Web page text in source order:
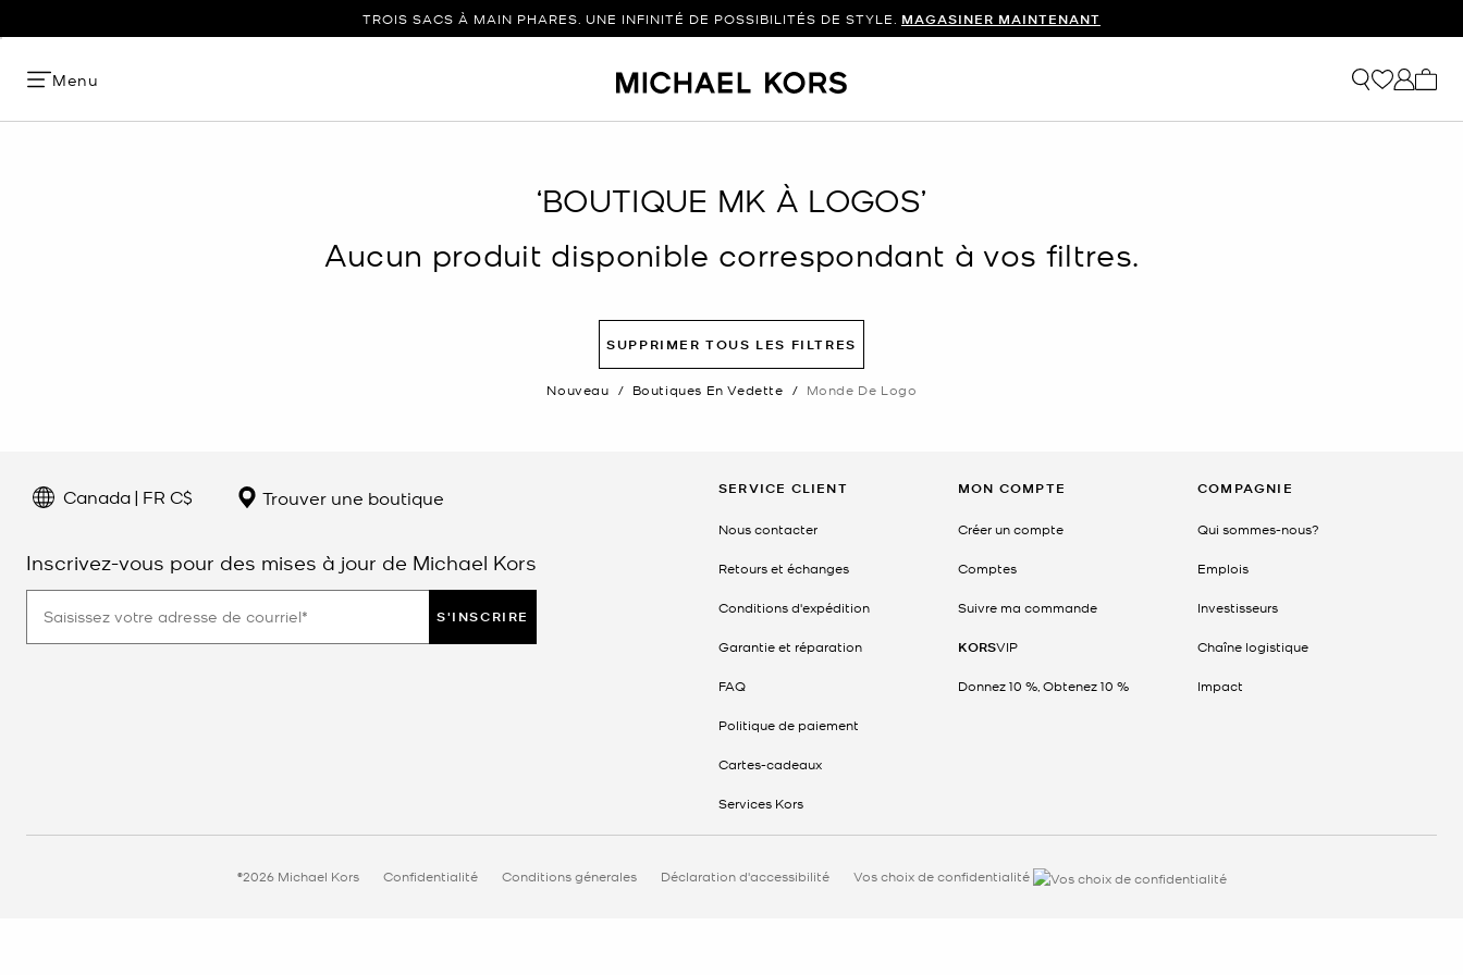
TROIS SACS À MAIN PHARES. UNE INFINITÉ DE POSSIBILITÉS DE STYLE. MAGASINER MAINTENANT
Menu
‘BOUTIQUE MK À LOGOS’
Aucun produit disponible correspondant à vos filtres.
SUPPRIMER TOUS LES FILTRES
Nouveau / Boutiques En Vedette / Monde De Logo
Canada | FR C$ Trouver une boutique
Inscrivez-vous pour des mises à jour de Michael Kors
S'INSCRIRE
SERVICE CLIENT
Nous contacter
Retours et échanges
Conditions d'expédition
Garantie et réparation
FAQ
Politique de paiement
Cartes-cadeaux
Services Kors
MON COMPTE
Créer un compte
Comptes
Suivre ma commande
KORSVIP
Donnez 10 %, Obtenez 10 %
COMPAGNIE
Qui sommes-nous?
Emplois
Investisseurs
Chaîne logistique
Impact
©2026 Michael Kors Confidentialité Conditions génerales Déclaration d'accessibilité Vos choix de confidentialité